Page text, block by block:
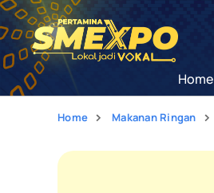
Home
Home Makanan Ringan